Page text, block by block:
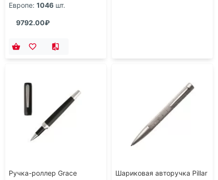
Европе: 1046 шт.
9792.00₽
Ручка-роллер Grace
Шариковая авторучка Pillar